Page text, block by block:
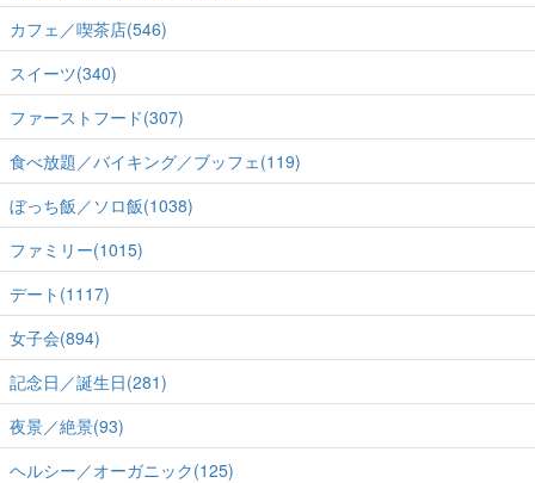
カフェ／喫茶店(546)
スイーツ(340)
ファーストフード(307)
食べ放題／バイキング／ブッフェ(119)
ぼっち飯／ソロ飯(1038)
ファミリー(1015)
デート(1117)
女子会(894)
記念日／誕生日(281)
夜景／絶景(93)
ヘルシー／オーガニック(125)